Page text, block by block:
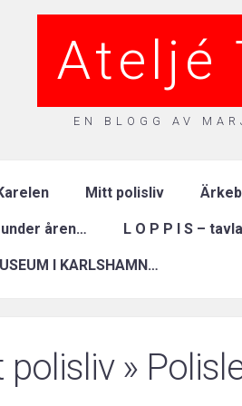
Ateljé
EN BLOGG AV
Mitt polisliv
åren… L O P P I S – tavla
I KARLSHAMN…
polisliv»